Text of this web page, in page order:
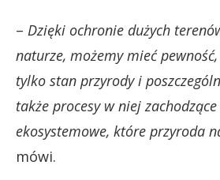
– Dzięki ochronie dużych
naturze, możemy mieć
tylko stan przyrody i
także procesy w niej zachodzące
ekosystemowe, które przyroda
mówi.